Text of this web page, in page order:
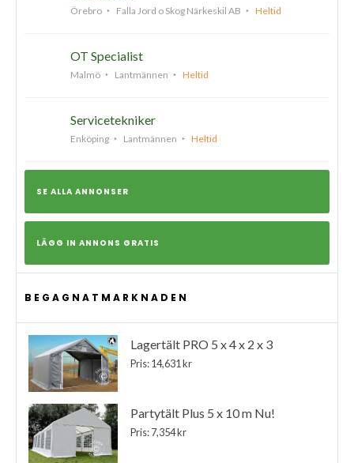
Örebro Falla Jord o Skog Närkeskil AB Heltid
OT Specialist
Malmö Lantmännen Heltid
Servicetekniker
Enköping Lantmännen Heltid
SE ALLA ANNONSER
LÄGG IN ANNONS GRATIS
BEGAGNATMARKNADEN
Lagertält PRO 5 x 4 x 2 x 3
Pris: 14,631 kr
Partytält Plus 5 x 10 m Nu!
Pris: 7,354 kr